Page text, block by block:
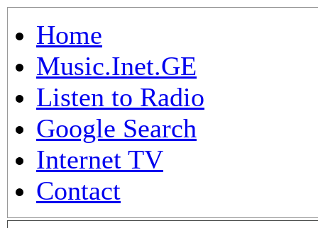
Home
Music.Inet.GE
Listen to Radio
Google Search
Internet TV
Contact